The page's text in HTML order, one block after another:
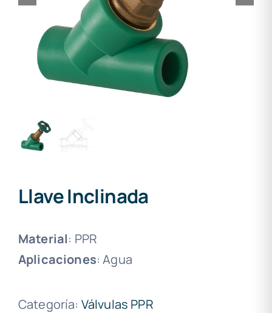
Llave Inclinada
Material: PPR
Aplicaciones: Agua
Categoría: Válvulas PPR